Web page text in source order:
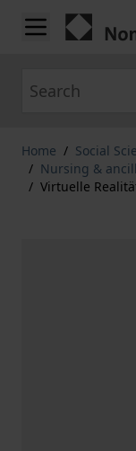
Skip to Content
Home / Social
/ Nursing &
/ Virtuelle